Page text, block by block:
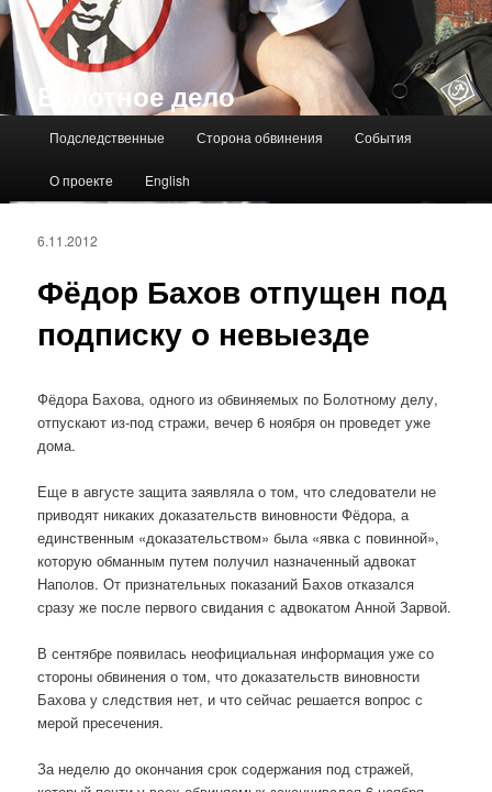
Болотное дело
Подследственные Сторона обвинения События
О проекте English
Фёдор Бахов отпущен под
подписку о невыезде
6.11.2012
Фёдора Бахова, одного из обвиняемых по Болотному делу,
отпускают из-под стражи, вечер 6 ноября он проведет уже
дома.
Еще в августе защита заявляла о том, что следователи не
приводят никаких доказательств виновности Фёдора, а
единственным «доказательством» была «явка с повинной»,
которую обманным путем получил назначенный адвокат
Наполов. От признательных показаний Бахов отказался
сразу же после первого свидания с адвокатом Анной Зарвой.
В сентябре появилась неофициальная информация уже со
стороны обвинения о том, что доказательств виновности
Бахова у следствия нет, и что сейчас решается вопрос с
мерой пресечения.
За неделю до окончания срок содержания под стражей,